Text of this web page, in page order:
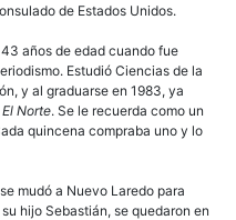
de Estados Unidos.
años de edad cuando fue
Estudió Ciencias de la
y al graduarse en 1983, ya
El Norte. Se le recuerda como un
quincena compraba uno y lo
mudó a Nuevo Laredo para
hijo Sebastián, se quedaron en